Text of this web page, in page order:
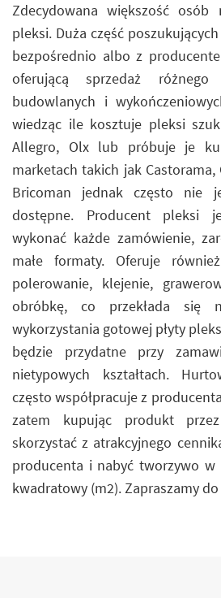
Zdecydowana większość
pleksi. Duża część
bezpośrednio albo z
oferującą sprzedaż różnego
budowlanych i
wiedząc ile kosztuje pleksi
Allegro, Olx lub próbuje je
marketach takich jak
Bricoman jednak często nie
dostępne. Producent pleksi
wykonać każde zamówienie,
małe formaty. Oferuje
polerowanie, klejenie,
obróbkę, co przekłada się
wykorzystania gotowej płyty
będzie przydatne przy
nietypowych kształtach.
często współpracuje z
zatem kupując produkt
skorzystać z atrakcyjnego
producenta i nabyć tworzywo
kwadratowy (m2). Zapraszamy do